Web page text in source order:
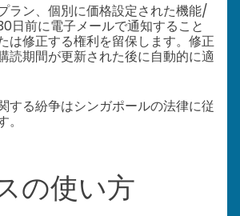
ラン、個別に価格設定された機能/
日前に電子メールで通知すること
は修正する権利を留保します。修正
読期間が更新された後に自動的に適
する紛争はシンガポールの法律に従
の使い方